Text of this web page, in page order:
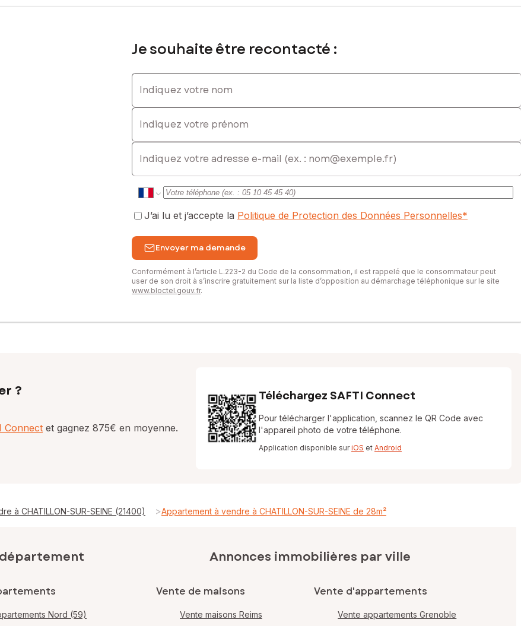
Je souhaite être recontacté :
Indiquez votre nom
Indiquez votre prénom
E-mail
J’ai lu et j’accepte la Politique de Protection des Données Personnelles*
Envoyer ma demande
Conformément à l’article L.223-2 du Code de la consommation, il est rappelé que le consommateur peut
user de son droit à s’inscrire gratuitement sur la liste d’opposition au démarchage téléphonique sur le site
www.bloctel.gouv.fr.
?
Connect et gagnez 875€ en moyenne.
Téléchargez SAFTI Connect
Pour télécharger l'application, scannez le QR Code avec
l'appareil photo de votre téléphone.
Application disponible suriOS et Android
à CHATILLON-SUR-SEINE (21400) >Appartement à vendre à CHATILLON-SUR-SEINE de 28m²
Nord (59)
Annonces immobilières par ville
Vente de maisons
Vente maisons Reims
Vente d'appartements
Vente appartements Grenoble